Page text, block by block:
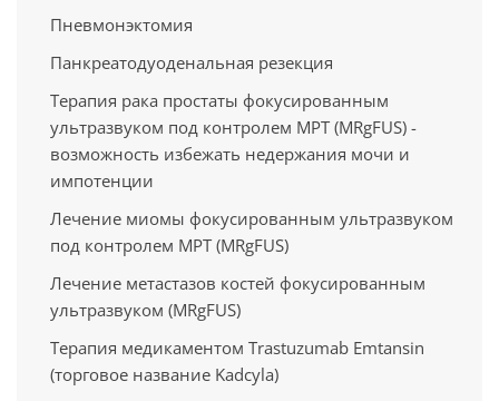
Пневмонэктомия
Панкреатодуоденальная резекция
Терапия рака простаты фокусированным
ультразвуком под контролем МРТ (MRgFUS) -
возможность избежать недержания мочи и
импотенции
Лечение миомы фокусированным ультразвуком
под контролем МРТ (MRgFUS)
Лечение метастазов костей фокусированным
ультразвуком (MRgFUS)
Терапия медикаментом Trastuzumab Emtansin
(торговое название Kadcyla)